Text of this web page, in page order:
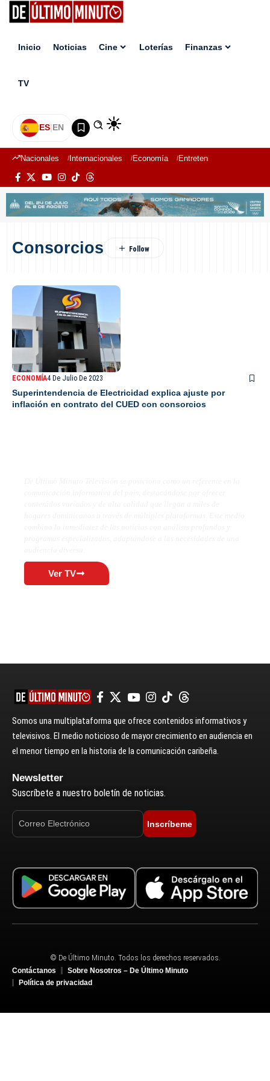
Inicio Noticias Cine Loterías Finanzas
TV
ES|EN
Nacionales Internacionales Economía Entretenimiento
Consorcios
ECONOMÍA4 De Julio De 2023
Superintendencia de Electricidad explica ajuste por
inflación en contrato del CUED con consorcios
Ver TV
Somos una multiplataforma que ofrece contenidos informativos y
televisivos. El medio noticioso de mayor crecimiento en audiencia en
el menor tiempo en la historia de la comunicación caribeña.
Newsletter
Suscríbete a nuestro boletín de noticias.
Inscríbeme
© De Último Minuto. Todos los derechos reservados.
Contáctanos
Sobre Nosotros – De Último Minuto
Política de privacidad